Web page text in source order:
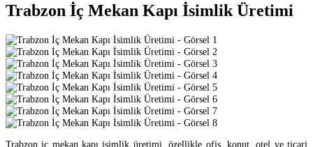
Trabzon İç Mekan Kapı İsimlik Üretimi
Trabzon iç mekan kapı isimlik üretimi, özellikle ofis, konut, otel ve ticari